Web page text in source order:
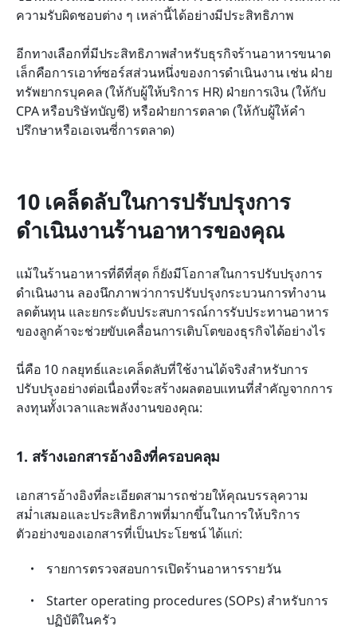
ความรับผิดชอบต่าง ๆ เหล่านี้ได้อย่างมีประสิทธิภาพ
อีกทางเลือกที่มีประสิทธิภาพสำหรับธุรกิจร้านอาหารขนาด
เล็กคือการเอาท์ซอร์สส่วนหนึ่งของการดำเนินงาน เช่น ฝ่าย
ทรัพยากรบุคคล (ให้กับผู้ให้บริการ HR) ฝ่ายการเงิน (ให้กับ
CPA หรือบริษัทบัญชี) หรือฝ่ายการตลาด (ให้กับผู้ให้คำ
ปรึกษาหรือเอเจนซี่การตลาด)
10 เคล็ดลับในการปรับปรุงการ
ดำเนินงานร้านอาหารของคุณ
แม้ในร้านอาหารที่ดีที่สุด ก็ยังมีโอกาสในการปรับปรุงการ
ดำเนินงาน ลองนึกภาพว่าการปรับปรุงกระบวนการทำงาน
ลดต้นทุน และยกระดับประสบการณ์การรับประทานอาหาร
ของลูกค้าจะช่วยขับเคลื่อนการเติบโตของธุรกิจได้อย่างไร
นี่คือ 10 กลยุทธ์และเคล็ดลับที่ใช้งานได้จริงสำหรับการ
ปรับปรุงอย่างต่อเนื่องที่จะสร้างผลตอบแทนที่สำคัญจากการ
ลงทุนทั้งเวลาและพลังงานของคุณ:
1. สร้างเอกสารอ้างอิงที่ครอบคลุม
เอกสารอ้างอิงที่ละเอียดสามารถช่วยให้คุณบรรลุความ
สม่ำเสมอและประสิทธิภาพที่มากขึ้นในการให้บริการ
ตัวอย่างของเอกสารที่เป็นประโยชน์ ได้แก่:
รายการตรวจสอบการเปิดร้านอาหารรายวัน
Starter operating procedures (SOPs) สำหรับการ
ปฏิบัติในครัว